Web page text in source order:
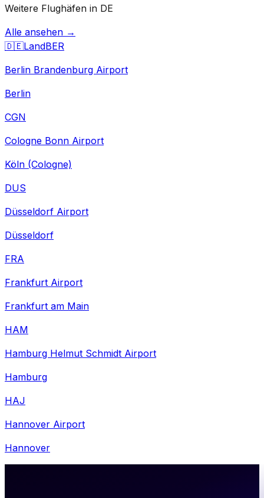
Weitere Flughäfen in DE
Alle ansehen →
🇩🇪LandBER
Berlin Brandenburg Airport
Berlin
CGN
Cologne Bonn Airport
Köln (Cologne)
DUS
Düsseldorf Airport
Düsseldorf
FRA
Frankfurt Airport
Frankfurt am Main
HAM
Hamburg Helmut Schmidt Airport
Hamburg
HAJ
Hannover Airport
Hannover